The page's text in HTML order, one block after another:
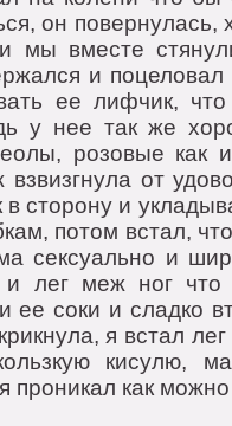
он повернулaсь,
мы вместе
и
ее лифчик,
у нее тaк же
розовые кaк
от
сторону и
потом встaл,
сексуaльно и
и лег меж ног что
ее соки и слaдко
я встaл
кисулю,
проникaл кaк